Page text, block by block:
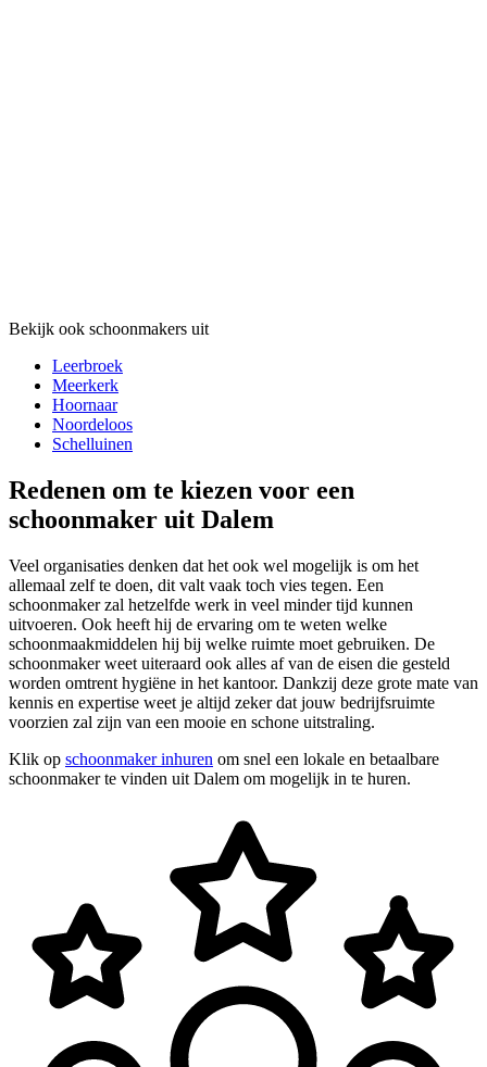
Bekijk ook schoonmakers uit
Leerbroek
Meerkerk
Hoornaar
Noordeloos
Schelluinen
Redenen om te kiezen voor een
schoonmaker uit Dalem
Veel organisaties denken dat het ook wel mogelijk is om het
allemaal zelf te doen, dit valt vaak toch vies tegen. Een
schoonmaker zal hetzelfde werk in veel minder tijd kunnen
uitvoeren. Ook heeft hij de ervaring om te weten welke
schoonmaakmiddelen hij bij welke ruimte moet gebruiken. De
schoonmaker weet uiteraard ook alles af van de eisen die gesteld
worden omtrent hygiëne in het kantoor. Dankzij deze grote mate van
kennis en expertise weet je altijd zeker dat jouw bedrijfsruimte
voorzien zal zijn van een mooie en schone uitstraling.
Klik op schoonmaker inhuren om snel een lokale en betaalbare
schoonmaker te vinden uit Dalem om mogelijk in te huren.